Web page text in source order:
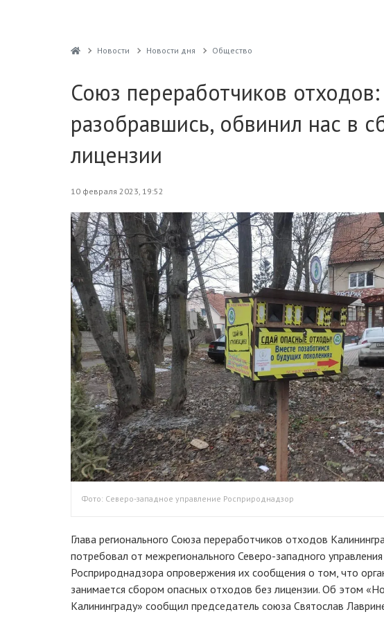
Новости Новости дня Общество
Союз переработчиков
разобравшись, обвинил нас в
лицензии
10 февраля 2023, 19:52
Фото: Северо-западное управление Росприроднадзор
Глава регионального Союза переработчиков отходов
потребовал от межрегионального Северо-западного управления
Росприроднадзора опровержения их сообщения о том, что
занимается сбором опасных отходов без лицензии. Об этом
Калининграду» сообщил председатель союза Святослав